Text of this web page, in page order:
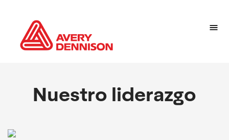
Nuestro liderazgo